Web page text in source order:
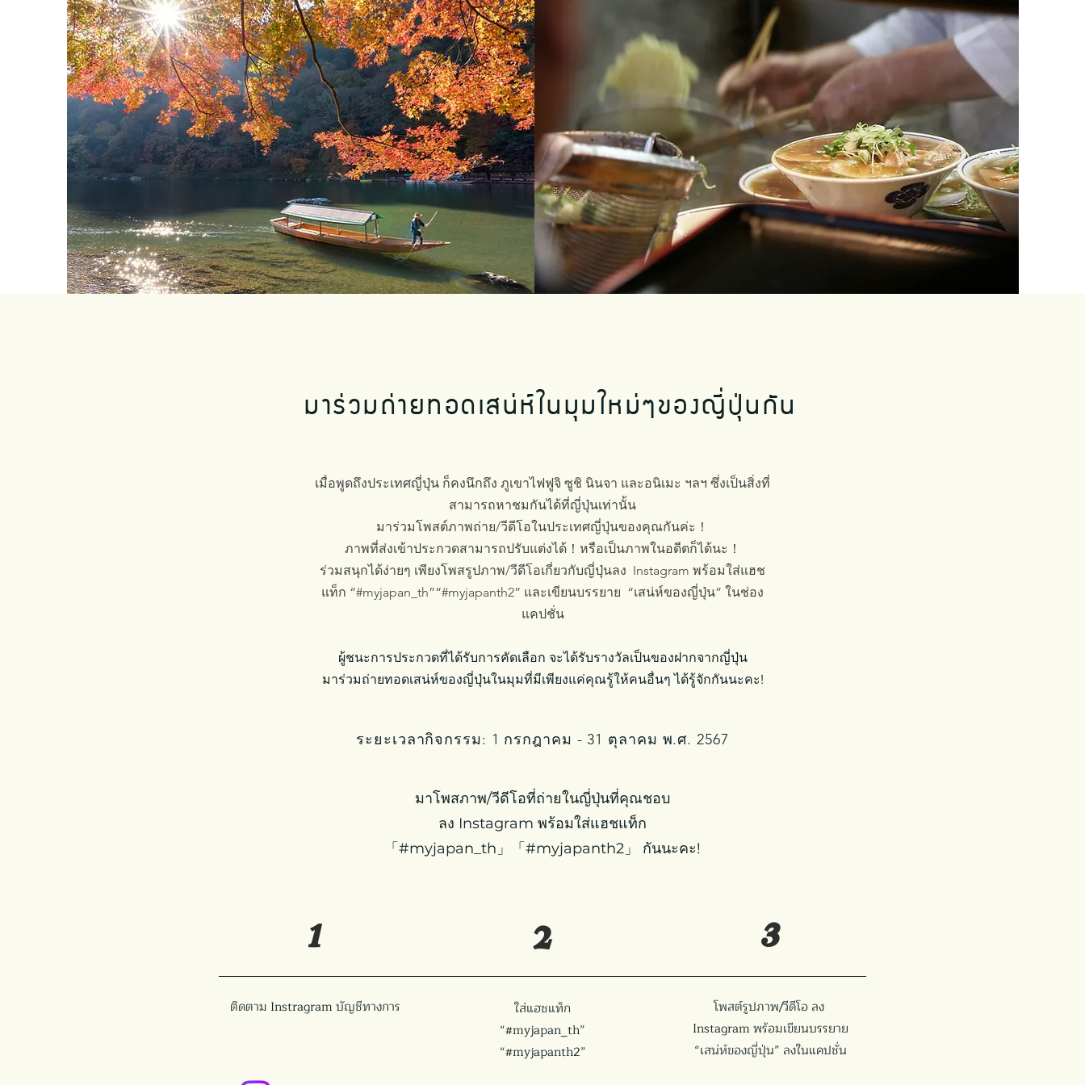
มาร่วมถ่ายทอดเสน่ห์ในมุมใหม่ๆของญี่ปุ่นกัน
เมื่อพูดถึงประเทศญี่ปุ่น ก็คงนึกถึง ภูเขาไฟฟูจิ ซูชิ นินจา และอนิเมะ ฯลฯ ซึ่งเป็นสิ่งที่
สามารถหาชมกันได้ที่ญี่ปุ่นเท่านั้น
มาร่วมโพสต์ภาพถ่าย/วีดีโอในประเทศญี่ปุ่นของคุณกันค่ะ！
ภาพที่ส่งเข้าประกวดสามารถปรับแต่งได้！หรือเป็นภาพในอดีตก็ได้นะ！
ร่วมสนุกได้ง่ายๆ เพียงโพสรูปภาพ/วีดีโอเกี่ยวกับญี่ปุ่นลง Instagram พร้อมใส่แฮช
แท็ก “#myjapan_th”“#myjapanth2” และเขียนบรรยาย “เสน่ห์ของญี่ปุ่น” ในช่อง
แคปชั่น
ผู้ชนะการประกวดที่ได้รับการคัดเลือก จะได้รับรางวัลเป็นของฝากจากญี่ปุ่น
มาร่วมถ่ายทอดเสน่ห์ของญี่ปุ่นในมุมที่มีเพียงแค่คุณรู้ให้คนอื่นๆ ได้รู้จักกันนะคะ!
ระยะเวลากิจกรรม: 1 กรกฎาคม - 31 ตุลาคม พ.ศ. 2567
มาโพสภาพ/วีดีโอที่ถ่ายในญี่ปุ่นที่คุณชอบ
ลง Instagram พร้อมใส่แฮชแท็ก
「#myjapan_th」「#myjapanth2」 กันนะคะ!
1
ติดตาม Instragram บัญชีทางการ
2
ใส่แฮชแท็ก
“#myjapan_th”
“#myjapanth2”
3
โพสต์รูปภาพ/วีดีโอ ลง
Instagram พร้อมเขียนบรรยาย
“เสน่ห์ของญี่ปุ่น” ลงในแคปชั่น